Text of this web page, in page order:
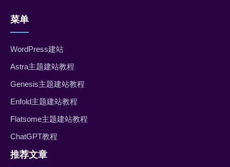
菜单
WordPress建站
Astra主题建站教程
Genesis主题建站教程
Enfold主题建站教程
Flatsome主题建站教程
ChatGPT教程
推荐文章